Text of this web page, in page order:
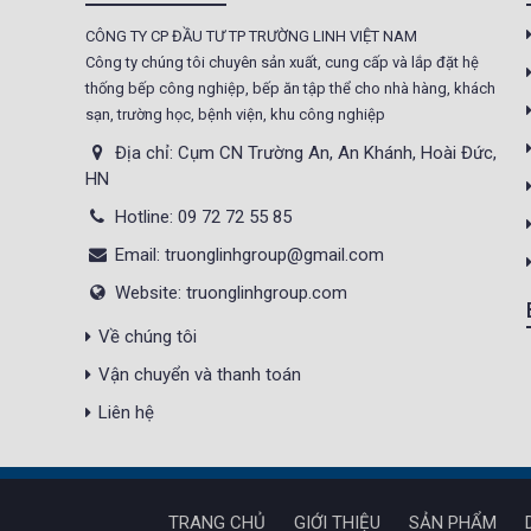
Tủ sấy công nghiệp
21.300.000 đ
20.500.000 đ
Không áp
dụng
Còn hàng
Nồi phở 30- 50- 70 Lít
Không áp
dụng
Còn hàng
GC1050
dụng
CÔNG TY CP ĐẦU TƯ TP TRƯỜNG LINH VIỆT NAM
Công ty chúng tôi chuyên sản xuất, cung cấp và lắp đặt hệ
thống bếp công nghiệp, bếp ăn tập thể cho nhà hàng, khách
sạn, trường học, bệnh viện, khu công nghiệp
Địa chỉ: Cụm CN Trường An, An Khánh, Hoài Đức,
HN
Hotline: 09 72 72 55 85
Email: truonglinhgroup@gmail.com
Website: truonglinhgroup.com
Về chúng tôi
Vận chuyển và thanh toán
Liên hệ
TRANG CHỦ GIỚI THIỆU SẢN PHẨM